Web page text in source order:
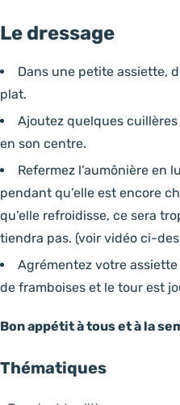
Le dressage
Dans une petite assiette,
plat.
Ajoutez quelques
en son centre.
Refermez l’aumônière en
pendant qu’elle est encore
qu’elle refroidisse, ce sera
tiendra pas. (voir vidéo ci-
Agrémentez votre
de framboises et le tour est
Bon appétit à tous et à la
Thématiques